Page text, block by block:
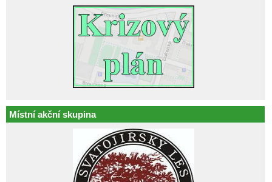
Místní akční skupina